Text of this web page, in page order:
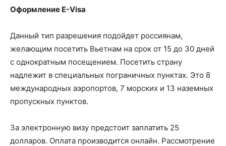
Оформление E-Visa
Данный тип разрешения подойдет россиянам,
желающим посетить Вьетнам на срок от 15 до 30 дней
с однократным посещением. Посетить страну
надлежит в специальных пограничных пунктах. Это 8
международных аэропортов, 7 морских и 13 наземных
пропускных пунктов.
За электронную визу предстоит заплатить 25
долларов. Оплата производится онлайн. Рассмотрение